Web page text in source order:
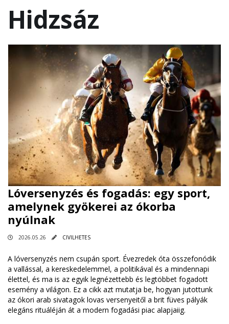
Hidzsáz
Lóversenyzés és fogadás: egy sport,
amelynek gyökerei az ókorba
nyúlnak
2026.05.26 CIVILHETES
A lóversenyzés nem csupán sport. Évezredek óta összefonódik
a vallással, a kereskedelemmel, a politikával és a mindennapi
élettel, és ma is az egyik legnézettebb és legtöbbet fogadott
esemény a világon. Ez a cikk azt mutatja be, hogyan jutottunk
az ókori arab sivatagok lovas versenyeitől a brit füves pályák
elegáns rituáléján át a modern fogadási piac alapjaiig.